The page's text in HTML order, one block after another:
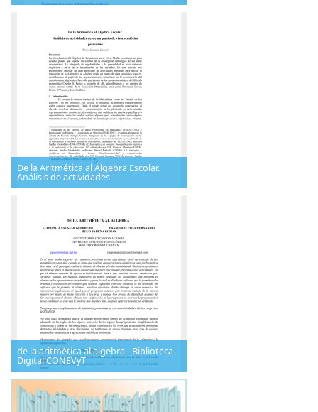
De la Aritmética al Álgebra Escolar.
Análisis de actividades
de la aritmética al algebra - Biblioteca
Digital CONEVyT